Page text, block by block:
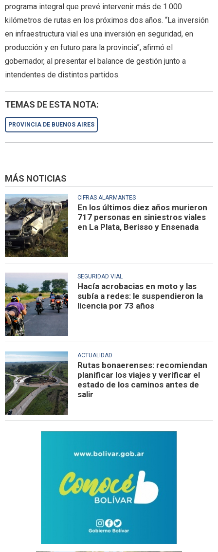
programa integral que prevé intervenir más de 1.000
kilómetros de rutas en los próximos dos años. “La inversión
en infraestructura vial es una inversión en seguridad, en
producción y en futuro para la provincia”, afirmó el
gobernador, al presentar el balance de gestión junto a
intendentes de distintos partidos.
TEMAS DE ESTA NOTA:
PROVINCIA DE BUENOS AIRES
MÁS NOTICIAS
CIFRAS ALARMANTES
En los últimos diez años murieron
717 personas en siniestros viales
en La Plata, Berisso y Ensenada
SEGURIDAD VIAL
Hacía acrobacias en moto y las
subía a redes: le suspendieron la
licencia por 73 años
ACTUALIDAD
Rutas bonaerenses: recomiendan
planificar los viajes y verificar el
estado de los caminos antes de
salir